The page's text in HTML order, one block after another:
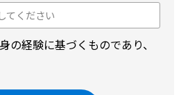
の経験に基づくものであり、